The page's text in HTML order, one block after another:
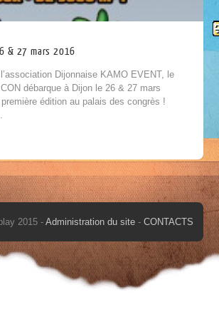
& 27 mars 2016
Dijonnaise KAMO EVENT, le
débarque à Dijon le 26 & 27 mars
édition au palais des congrès !
2015 - Administration du site - CONTACTS